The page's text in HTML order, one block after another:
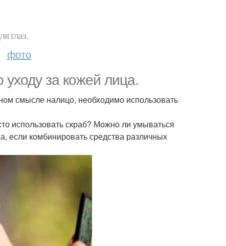
глаз.
фото
уходу за кожей лица.
смысле налицо, необходимо использовать
использовать скраб? Можно ли умываться
если комбинировать средства различных